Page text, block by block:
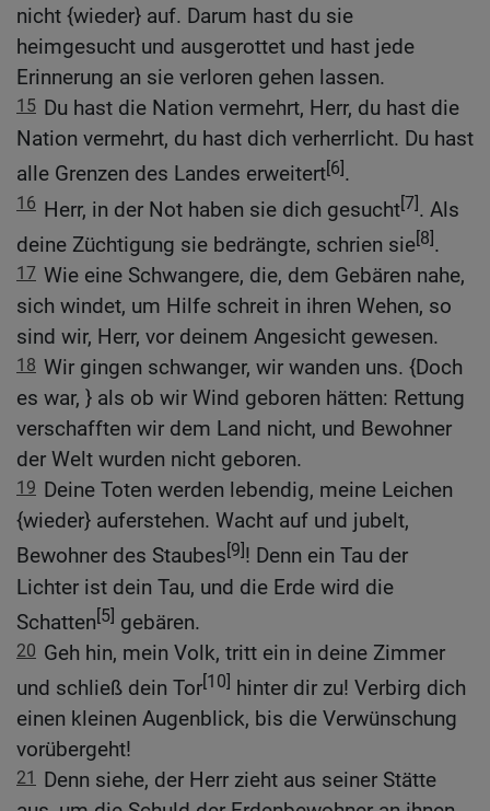
nicht {wieder} auf. Darum hast du sie
heimgesucht und ausgerottet und hast jede
Erinnerung an sie verloren gehen lassen.
15 Du hast die Nation vermehrt, Herr, du hast die
Nation vermehrt, du hast dich verherrlicht. Du hast
alle Grenzen des Landes erweitert[6].
16 Herr, in der Not haben sie dich gesucht[7]. Als
deine Züchtigung sie bedrängte, schrien sie[8].
17 Wie eine Schwangere, die, dem Gebären nahe,
sich windet, um Hilfe schreit in ihren Wehen, so
sind wir, Herr, vor deinem Angesicht gewesen.
18 Wir gingen schwanger, wir wanden uns. {Doch
es war, } als ob wir Wind geboren hätten: Rettung
verschafften wir dem Land nicht, und Bewohner
der Welt wurden nicht geboren.
19 Deine Toten werden lebendig, meine Leichen
{wieder} auferstehen. Wacht auf und jubelt,
Bewohner des Staubes[9]! Denn ein Tau der
Lichter ist dein Tau, und die Erde wird die
Schatten[5] gebären.
20 Geh hin, mein Volk, tritt ein in deine Zimmer
und schließ dein Tor[10] hinter dir zu! Verbirg dich
einen kleinen Augenblick, bis die Verwünschung
vorübergeht!
21
Denn siehe, der Herr zieht aus seiner Stätte